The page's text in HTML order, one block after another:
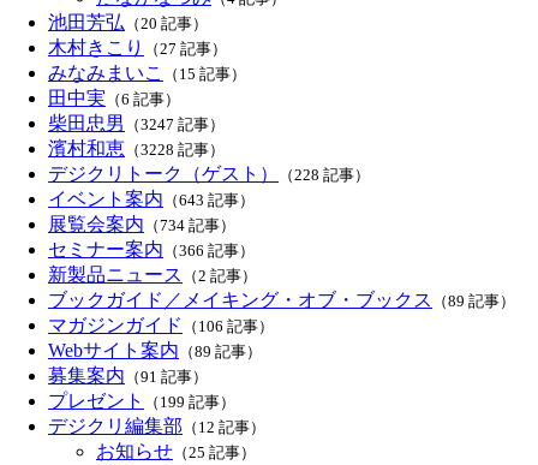
池田芳弘 （20 記事）
木村きこり （27 記事）
みなみまいこ （15 記事）
田中実 （6 記事）
柴田忠男 （3247 記事）
濱村和恵 （3228 記事）
デジクリトーク（ゲスト） （228 記事）
イベント案内 （643 記事）
展覧会案内 （734 記事）
セミナー案内 （366 記事）
新製品ニュース （2 記事）
ブックガイド／メイキング・オブ・ブックス （89 記事）
マガジンガイド （106 記事）
Webサイト案内 （89 記事）
募集案内 （91 記事）
プレゼント （199 記事）
デジクリ編集部 （12 記事）
お知らせ （25 記事）